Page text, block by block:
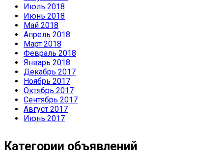
Июль 2018
Июнь 2018
Май 2018
Апрель 2018
Март 2018
Февраль 2018
Январь 2018
Декабрь 2017
Ноябрь 2017
Октябрь 2017
Сентябрь 2017
Август 2017
Июнь 2017
Категории объявлений